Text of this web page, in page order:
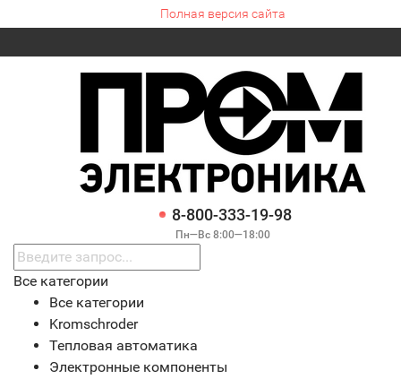
Полная версия сайта
8-800-333-19-98
Пн—Вс 8:00—18:00
Все категории
Все категории
Kromschroder
Тепловая автоматика
Электронные компоненты